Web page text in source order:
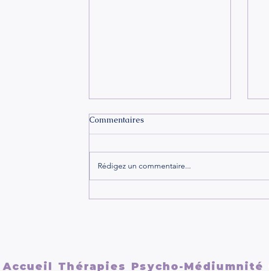
Commentaires
Rédigez un commentaire...
Accueil Thérapies Psycho-Médiumnité